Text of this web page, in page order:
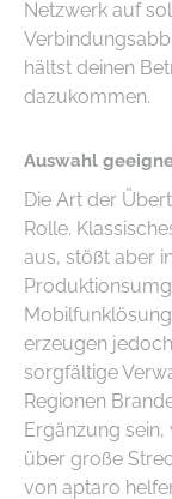
Netzwerk auf
hältst deinen
dazukommen.
Auswahl
Die Art der
Rolle.
aus, stößt aber
erzeugen
sorgfältige
Regionen
Ergänzung
über große
von aptaro